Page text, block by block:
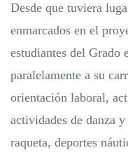
Desde que tuviera
enmarcados en el
estudiantes del Grado
paralelamente a su
orientación laboral,
actividades de danza
raqueta, deportes